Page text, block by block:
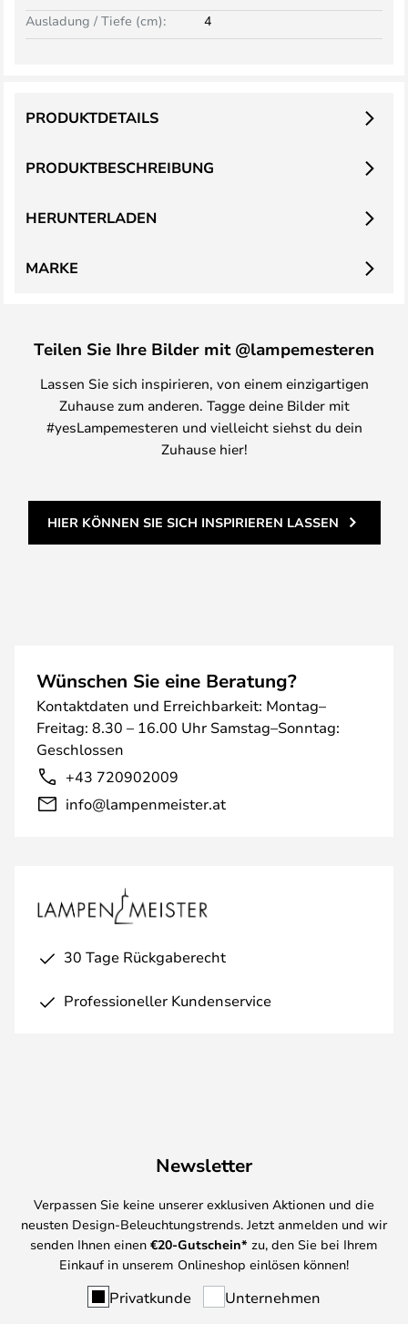
Ausladung / Tiefe (cm):
4
PRODUKTBESCHREIBUNG
PRODUKTDETAILS
HERUNTERLADEN
MARKE
Teilen Sie Ihre Bilder mit @lampemesteren
Lassen Sie sich inspirieren, von einem einzigartigen
Zuhause zum anderen. Tagge deine Bilder mit
#yesLampemesteren und vielleicht siehst du dein
Zuhause hier!
HIER KÖNNEN SIE SICH INSPIRIEREN LASSEN
Wünschen Sie eine Beratung?
Kontaktdaten und Erreichbarkeit: Montag–
Freitag: 8.30 – 16.00 Uhr Samstag–Sonntag:
Geschlossen
+43 720902009
info@lampenmeister.at
30 Tage Rückgaberecht
Professioneller Kundenservice
Newsletter
Verpassen Sie keine unserer exklusiven Aktionen und die
neusten Design-Beleuchtungstrends. Jetzt anmelden und wir
senden Ihnen einen €20-Gutschein* zu, den Sie bei Ihrem
Einkauf in unserem Onlineshop einlösen können!
Privatkunde Unternehmen